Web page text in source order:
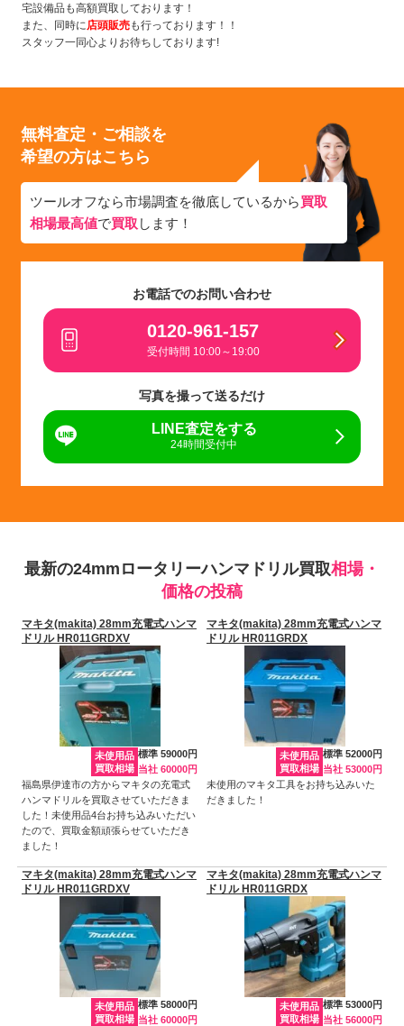
宅設備品も高額買取しております！
また、同時に店頭販売も行っております！！
スタッフ一同心よりお待ちしております!
無料査定・ご相談を
希望の方はこちら
ツールオフなら市場調査を徹底しているから買取
相場最高値で買取 します！
お電話でのお問い合わせ
0120-961-157
受付時間 10:00～19:00
写真を撮って送るだけ
LINE査定をする
24時間受付中
最新の24mmロータリーハンマドリル買取相場・
価格の投稿
マキタ(makita) 28mm充電式ハンマ
ドリル HR011GRDXV
未使用品
買取相場
標準 59000円
当社 60000円
福島県伊達市の方からマキタの充電式
ハンマドリルを買取させていただきま
した！未使用品4台お持ち込みいただい
たので、買取金額頑張らせていただき
ました！
マキタ(makita) 28mm充電式ハンマ
ドリル HR011GRDX
未使用品
買取相場
標準 52000円
当社 53000円
未使用のマキタ工具をお持ち込みいた
だきました！
マキタ(makita) 28mm充電式ハンマ
ドリル HR011GRDXV
未使用品
買取相場
標準 58000円
当社 60000円
マキタ(makita) 28mm充電式ハンマ
ドリル HR011GRDX
未使用品
買取相場
標準 53000円
当社 56000円